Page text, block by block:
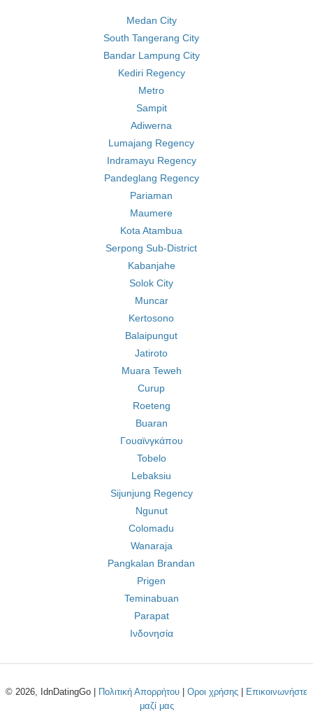
Medan City
South Tangerang City
Bandar Lampung City
Kediri Regency
Metro
Sampit
Adiwerna
Lumajang Regency
Indramayu Regency
Pandeglang Regency
Pariaman
Maumere
Kota Atambua
Serpong Sub-District
Kabanjahe
Solok City
Muncar
Kertosono
Balaipungut
Jatiroto
Muara Teweh
Curup
Roeteng
Buaran
Γουαϊνγκάπου
Tobelo
Lebaksiu
Sijunjung Regency
Ngunut
Colomadu
Wanaraja
Pangkalan Brandan
Prigen
Teminabuan
Parapat
Ινδονησία
© 2026, IdnDatingGo | Πολιτική Απορρήτου Οροι χρήσης
Επικοινωνήστε
μαζί μας